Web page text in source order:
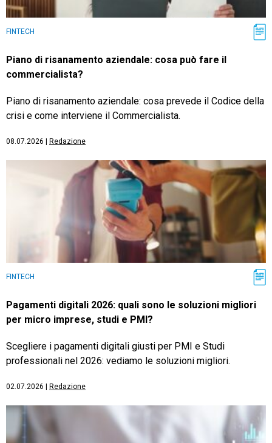
FINTECH
Piano di risanamento aziendale: cosa può fare il
commercialista?
Piano di risanamento aziendale: cosa prevede il Codice della
crisi e come interviene il Commercialista.
08.07.2026 | Redazione
FINTECH
Pagamenti digitali 2026: quali sono le soluzioni migliori
per micro imprese, studi e PMI?
Scegliere i pagamenti digitali giusti per PMI e Studi
professionali nel 2026: vediamo le soluzioni migliori.
02.07.2026 | Redazione